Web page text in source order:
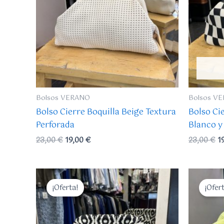
Bolsos VERANO
Bolso Cierre Boquilla Beige Textura
Perforada
23,00€ 19,00€
Bolsos
Bolso
Blanco
23,00€
¡Oferta!
El
precio
original
era:
23,00 €.
El
precio
actual
es:
19,00 €.
El